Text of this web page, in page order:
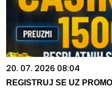
20. 07. 2026 08:04
REGISTRUJ SE UZ